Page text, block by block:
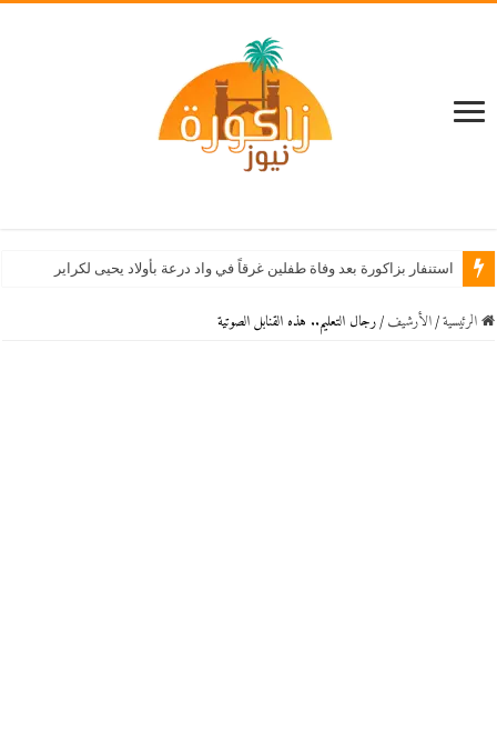
استنفار بزاكورة بعد وفاة طفلين غرقاً في واد درعة بأولاد يحيى لكراير
الرئيسية / اﻷرشيف / رجال التعليم.. هذه القنابل الصوتية